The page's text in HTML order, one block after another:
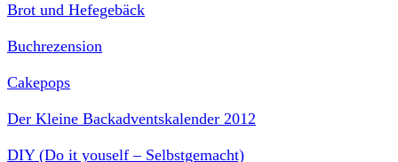
Brot und Hefegebäck
Buchrezension
Cakepops
Der Kleine Backadventskalender 2012
DIY (Do it youself – Selbstgemacht)